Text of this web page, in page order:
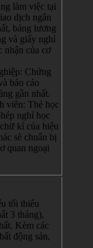
làm việc tại
dịch ngân
bảng lương
và giấy nghỉ
nhận của cơ
Chứng
báo cáo
gần nhất.
viên: Thẻ học
nghỉ học
kí của hiệu
sẽ chuẩn bị
quan ngoại
tối thiểu
3 tháng),
Kèm các
động sản,